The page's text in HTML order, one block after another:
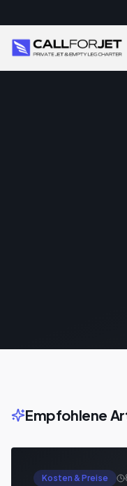
Empfohlene
Kosten & Preise